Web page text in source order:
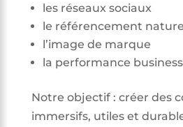
les réseaux sociaux
le référencement
l’image de marque
la performance business
Notre objectif : créer des
immersifs, utiles et